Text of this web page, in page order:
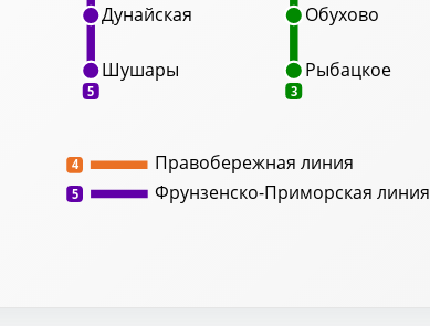
Правобережная линия
4
Фрунзенско-Приморская линия
5
5 3
Рыбацкое
Обухово
Дунайская
Шушары